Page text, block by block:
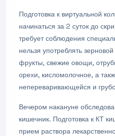
Подготовка к виртуальной
начинаться за 2 суток до
требует соблюдения
нельзя употреблять
фрукты, свежие овощи,
орехи, кисломолочное, а
непереваривающейся и
Вечером накануне
кишечник. Подготовка к КТ
прием раствора